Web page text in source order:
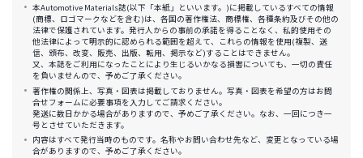
本Automotive Materials誌(以下「本紙」といいます。)に掲載しているすべての情報
(商標、ロゴマークなどを含む)は、各国の著作権法、商標権、各種条約及びその他の
法律で保護されています。発行人からの事前の承諾を得ることなく、私的使用その
他法律によって明示的に認められる範囲を超えて、これらの情報を使用(複製、送
信、頒布、改変、販売、出版、転用、掲示など)することはできません。
又、本誌をご利用になったことにより生じるいかなる損害についても、一切の責任
を負いませんので、予めご了承ください。
著作権の関係上、写真・図表は掲載しておりません。写真・図表を希望の方はお問
合せフォームに必要事項を入力してご請求ください。
発送に数日かかる場合がありますので、予めご了承ください。なお、一回につき一
号とさせていただきます。
内容はすべて発行当時のものです。名称やお問い合わせ先など、変更となっている場
合がありますので、予めご了承ください。